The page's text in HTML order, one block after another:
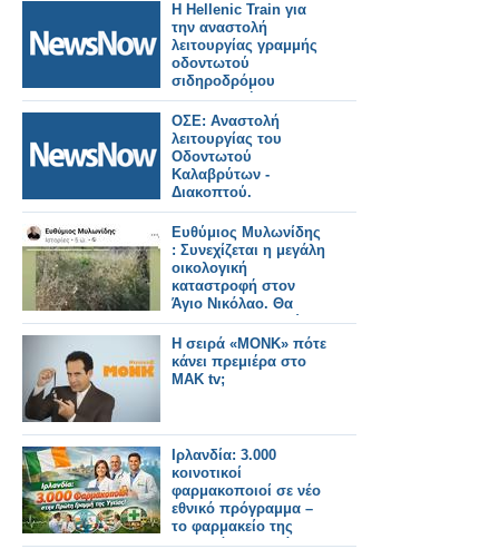
Η Hellenic Train για
την αναστολή
λειτουργίας γραμμής
οδοντωτού
σιδηροδρόμου
-Επιστροφή
εισητηρίων.
ΟΣΕ: Αναστολή
λειτουργίας του
Οδοντωτού
Καλαβρύτων -
Διακοπτού.
Ευθύμιος Μυλωνίδης
: Συνεχίζεται η μεγάλη
οικολογική
καταστροφή στον
Άγιο Νικόλαο. Θα
ευαισθητοποιηθούν οι
υπεύθυνοι?
H σειρά «ΜΟΝΚ» πότε
κάνει πρεμιέρα στο
MAK tv;
Ιρλανδία: 3.000
κοινοτικοί
φαρμακοποιοί σε νέο
εθνικό πρόγραμμα –
το φαρμακείο της
γειτονιάς αποκτά